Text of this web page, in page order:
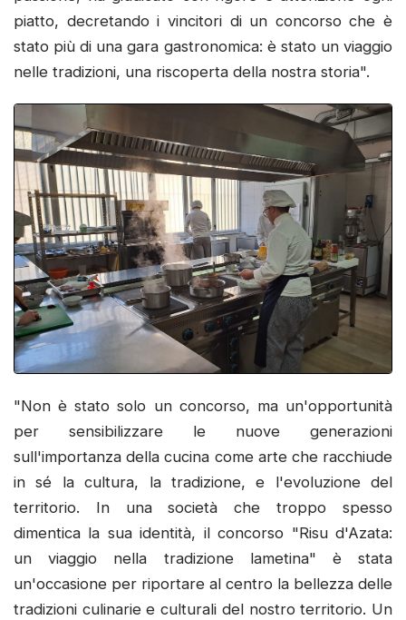
piatto, decretando i vincitori di un concorso che è
stato più di una gara gastronomica: è stato un viaggio
nelle tradizioni, una riscoperta della nostra storia".
"Non è stato solo un concorso, ma un'opportunità
per sensibilizzare le nuove generazioni
sull'importanza della cucina come arte che racchiude
in sé la cultura, la tradizione, e l'evoluzione del
territorio. In una società che troppo spesso
dimentica la sua identità, il concorso "Risu d'Azata:
un viaggio nella tradizione lametina" è stata
un'occasione per riportare al centro la bellezza delle
tradizioni culinarie e culturali del nostro territorio. Un